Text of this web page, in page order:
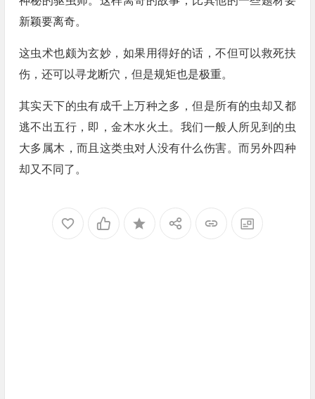
新颖要离奇。
这虫术也颇为玄妙，如果用得好的话，不但可以救死扶
伤，还可以寻龙断穴，但是规矩也是极重。
其实天下的虫有成千上万种之多，但是所有的虫却又都
逃不出五行，即，金木水火土。我们一般人所见到的虫
大多属木，而且这类虫对人没有什么伤害。而另外四种
却又不同了。